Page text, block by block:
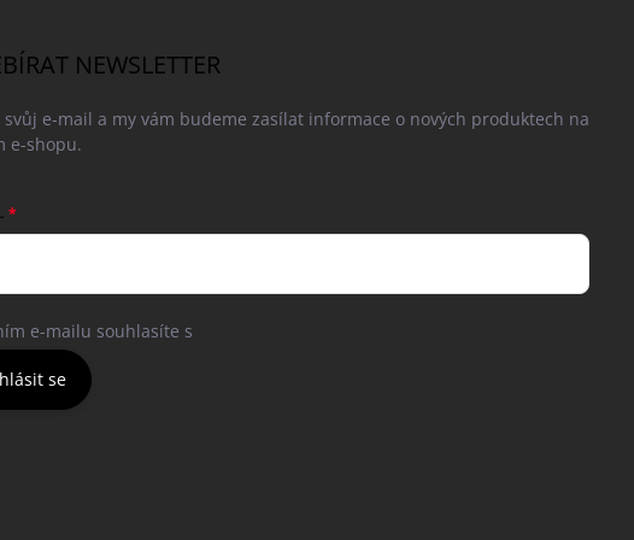
NEWSLETTER
svůj e-mail a my vám budeme zasílat informace o nových produktech na
e-shopu.
e-mailu souhlasíte s
se